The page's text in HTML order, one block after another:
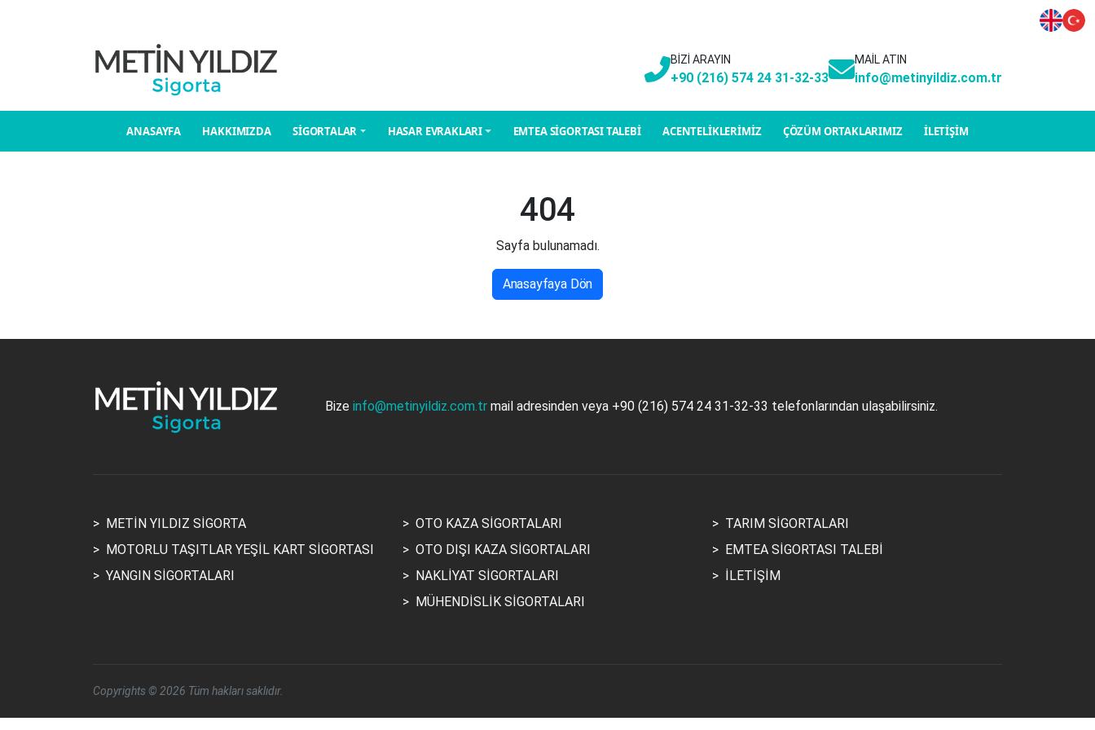
BİZİ ARAYIN
+90 (216) 574 24 31-32-33
MAİL ATIN
info@metinyildiz.com.tr
ANASAYFA HAKKIMIZDA SİGORTALAR HASAR EVRAKLARI EMTEA SİGORTASI TALEBİ ACENTELİKLERİMİZ ÇÖZÜM ORTAKLARIMIZ İLETİŞİM
404
Sayfa bulunamadı.
Anasayfaya Dön
Bize info@metinyildiz.com.tr mail adresinden veya +90 (216) 574 24 31-32-33 telefonlarından ulaşabilirsiniz.
> METİN YILDIZ SİGORTA
> MOTORLU TAŞITLAR YEŞİL KART SİGORTASI
> YANGIN SİGORTALARI
> OTO KAZA SİGORTALARI
> OTO DIŞI KAZA SİGORTALARI
> NAKLİYAT SİGORTALARI
> MÜHENDİSLİK SİGORTALARI
> TARIM SİGORTALARI
> EMTEA SİGORTASI TALEBİ
> İLETİŞİM
Copyrights © 2026 Tüm hakları saklıdır.